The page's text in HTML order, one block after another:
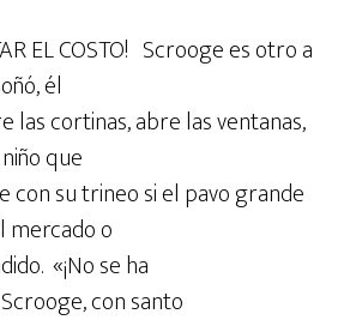
EL COSTO! Scrooge es otro a
él
las cortinas, abre las ventanas,
que
con su trineo si el pavo grande
mercado o
«¡No se ha
con santo